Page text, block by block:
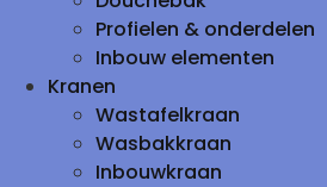
Profielen & onderdelen
Inbouw elementen
Kranen
Wastafelkraan
Wasbakkraan
Inbouwkraan